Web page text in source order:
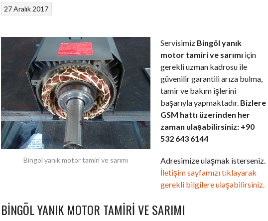
27 Aralık 2017
Bingöl yanık motor tamiri ve sarımı
Servisimiz Bingöl yanık
motor tamiri ve sarımı için
gerekli uzman kadrosu ile
güvenilir garantili arıza bulma,
tamir ve bakım işlerini
başarıyla yapmaktadır. Bizlere
GSM hattı üzerinden her
zaman ulaşabilirsiniz: +90
532 643 6144
Adresimize ulaşmak isterseniz.
İletişim sayfamızı tıklayarak
gerekli bilgilere ulaşabilirsiniz.
BINGÖL YANIK MOTOR TAMIRI VE SARIMI